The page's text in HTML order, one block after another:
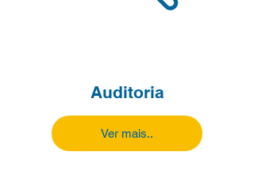
Auditoria
Ver mais..